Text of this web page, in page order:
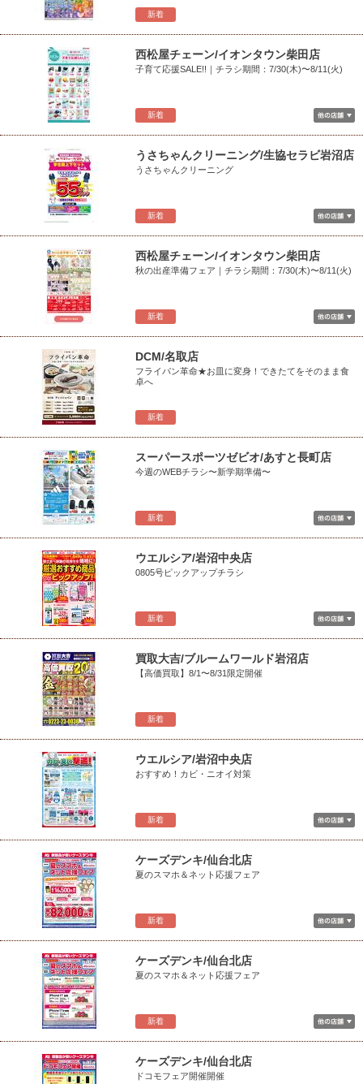
新着
新着
西松屋チェーン/イオンタウン柴田店
子育て応援SALE!!｜チラシ期間：7/30(木)〜8/11(火)
新着
うさちゃんクリーニング/生協セラビ岩沼店
うさちゃんクリーニング
新着
西松屋チェーン/イオンタウン柴田店
秋の出産準備フェア｜チラシ期間：7/30(木)〜8/11(火)
新着
DCM/名取店
フライパン革命★お皿に変身！できたてをそのまま食
卓へ
新着
スーパースポーツゼビオ/あすと長町店
今週のWEBチラシ〜新学期準備〜
新着
ウエルシア/岩沼中央店
0805号ピックアップチラシ
新着
買取大吉/ブルームワールド岩沼店
【高価買取】8/1〜8/31限定開催
新着
ウエルシア/岩沼中央店
おすすめ！カビ・ニオイ対策
新着
ケーズデンキ/仙台北店
夏のスマホ＆ネット応援フェア
新着
ケーズデンキ/仙台北店
夏のスマホ＆ネット応援フェア
ケーズデンキ/仙台北店
ドコモフェア開催開催